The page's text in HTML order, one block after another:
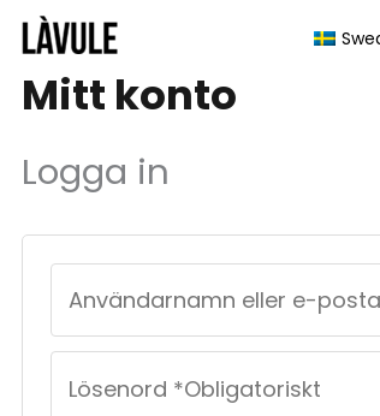
Mitt konto
Logga in